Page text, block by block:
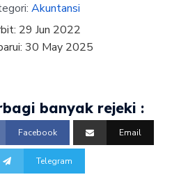
Akuntansi
29 Jun 2022
30 May 2025
banyak rejeki :
Facebook Email
Telegram